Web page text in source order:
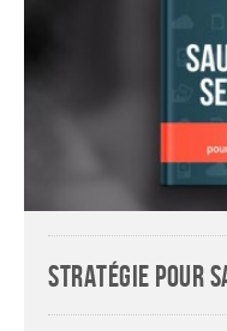
Stratégie pour